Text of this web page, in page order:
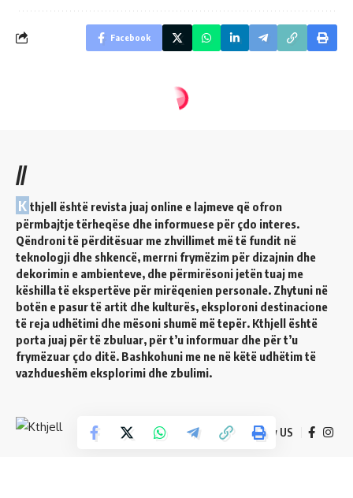
Facebook
//
K thjell është revista juaj online e lajmeve që ofron
përmbajtje tërheqëse dhe informuese për çdo interes.
Qëndroni të përditësuar me zhvillimet më të fundit në
teknologji dhe shkencë, merrni frymëzim për dizajnin dhe
dekorimin e ambienteve, dhe përmirësoni jetën tuaj me
këshilla të ekspertëve për mirëqenien personale. Zhytuni në
botën e pasur të artit dhe kulturës, eksploroni destinacione
të reja udhëtimi dhe mësoni shumë më tepër. Kthjell është
porta juaj për të zbuluar, për t’u informuar dhe për t’u
frymëzuar çdo ditë. Bashkohuni me ne në këtë udhëtim të
vazhdueshëm eksplorimi dhe zbulimi.
Follow US